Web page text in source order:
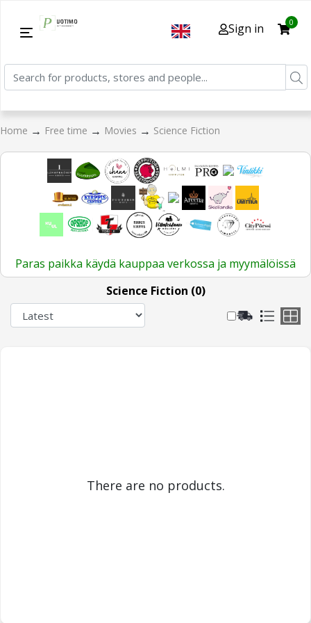
Sign in 0
Home → Free time → Movies → Science Fiction
Paras paikka käydä kauppaa verkossa ja myymälöissä
Science Fiction (0)
There are no products.